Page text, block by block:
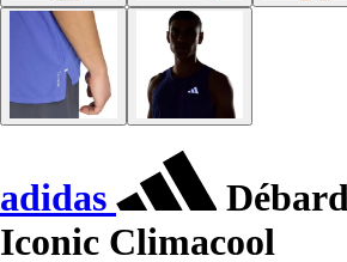
adidas
Iconic Climacool